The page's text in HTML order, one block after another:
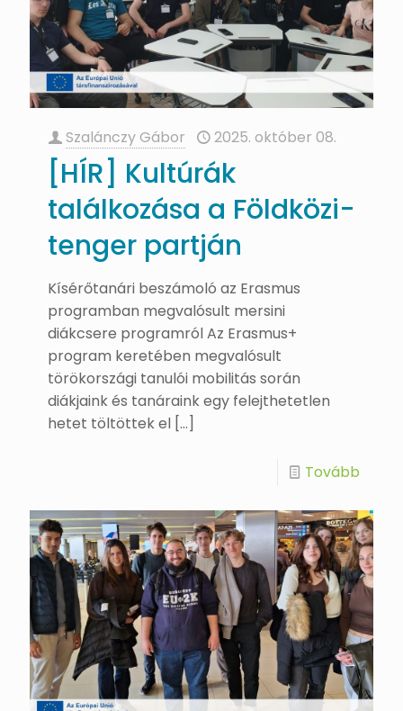
Szalánczy Gábor 2025. október 08.
[HÍR] Kultúrák
találkozása a Földközi-
tenger partján
Kísérőtanári beszámoló az Erasmus
programban megvalósult mersini
diákcsere programról Az Erasmus+
program keretében megvalósult
törökországi tanulói mobilitás során
diákjaink és tanáraink egy felejthetetlen
hetet töltöttek el […]
Tovább